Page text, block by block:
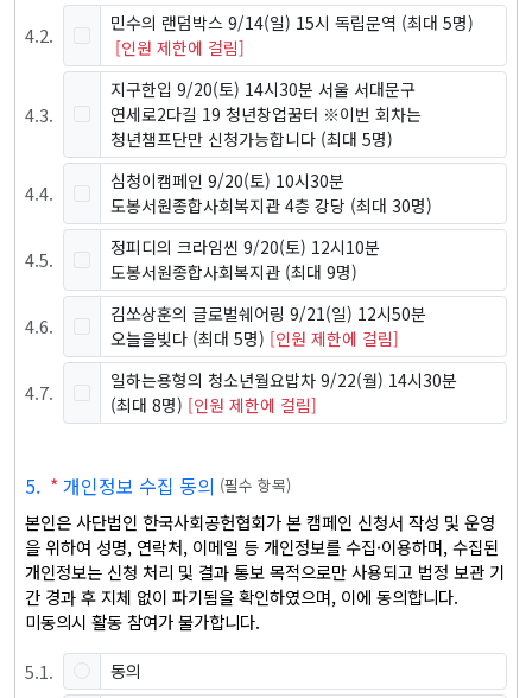
4.2.
민수의 랜덤박스 9/14(일) 15시 독립문역 (최대 5명)
[인원 제한에 걸림]
4.3.
지구한입 9/20(토) 14시30분 서울 서대문구
연세로2다길 19 청년창업꿈터 ※이번 회차는
청년챔프단만 신청가능합니다 (최대 5명)
4.4.
심청이캠페인 9/20(토) 10시30분
도봉서원종합사회복지관 4층 강당 (최대 30명)
4.5.
정피디의 크라임씬 9/20(토) 12시10분
도봉서원종합사회복지관 (최대 9명)
4.6.
김쏘상훈의 글로벌쉐어링 9/21(일) 12시50분
오늘을빚다 (최대 5명) [인원 제한에 걸림]
4.7.
일하는용형의 청소년월요밥차 9/22(월) 14시30분
(최대 8명) [인원 제한에 걸림]
5. *개인정보 수집 동의 (필수 항목)
본인은 사단법인 한국사회공헌협회가 본 캠페인 신청서 작성 및 운영
을 위하여 성명, 연락처, 이메일 등 개인정보를 수집·이용하며, 수집된
개인정보는 신청 처리 및 결과 통보 목적으로만 사용되고 법정 보관 기
간 경과 후 지체 없이 파기됨을 확인하였으며, 이에 동의합니다.
미동의시 활동 참여가 불가합니다.
5.1. 동의